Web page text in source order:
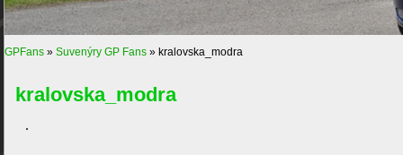
GPFans » Suvenýry GP Fans » kralovska_modra
kralovska_modra